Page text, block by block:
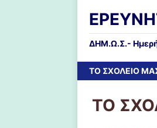
ΔΗΜ.Ω.Σ.-
ΤΟ ΣΧΟΛΕΙΟ
ΤΟ